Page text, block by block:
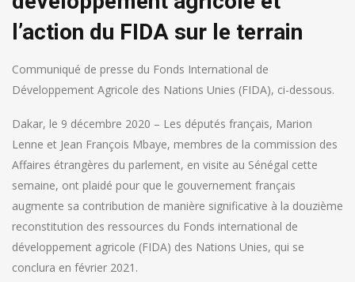
l’action du FIDA sur le terrain
Communiqué de presse du Fonds International de
Développement Agricole des Nations Unies (FIDA), ci-dessous.
Dakar, le 9 décembre 2020 – Les députés français, Marion
Lenne et Jean François Mbaye, membres de la commission des
Affaires étrangères du parlement, en visite au Sénégal cette
semaine, ont plaidé pour que le gouvernement français
augmente sa contribution de manière significative à la douzième
reconstitution des ressources du Fonds international de
développement agricole (FIDA) des Nations Unies, qui se
conclura en février 2021.